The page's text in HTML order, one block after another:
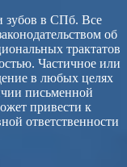
зубов в СПб. Все
об
трактатов
Частичное или
в любых целях
письменной
привести к
ответственности